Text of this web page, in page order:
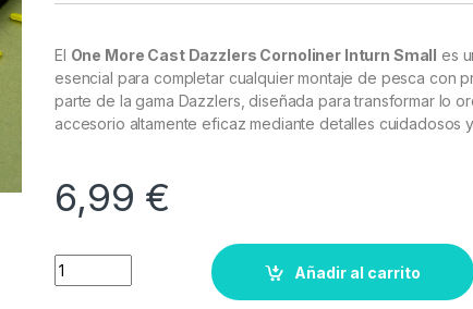
El One More Cast Dazzlers Cornoliner Inturn Small es
esencial para completar cualquier montaje de pesca con
parte de la gama Dazzlers, diseñada para transformar lo
accesorio altamente eficaz mediante detalles cuidadosos
6,99 €
Añadir al carrito